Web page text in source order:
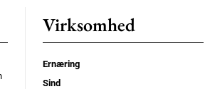
Virksomhed
Ernæring
Sind